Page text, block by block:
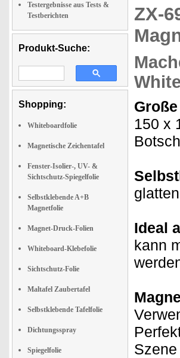
Testergebnisse aus Tests &
Testberichten
Produkt-Suche:
Shopping:
Whiteboardfolie
Magnetische Zeichentafel
Fenster-Isolier-, UV- &
Sichtschutz-Spiegelfolie
Selbstklebende A+B
Magnetfolie
Magnet-Druck-Folien
Whiteboard-Klebefolie
Sichtschutz-Folie
Maltafel Zaubertafel
Selbstklebende Tafelfolie
Dichtungsspray
Spiegelfolie
ZX-
150 x
Ideal
kann